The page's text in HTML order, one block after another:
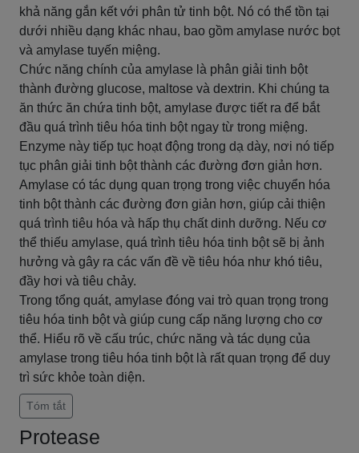
khả năng gắn kết với phân tử tinh bột. Nó có thể tồn tại
dưới nhiều dạng khác nhau, bao gồm amylase nước bọt
và amylase tuyến miệng.
Chức năng chính của amylase là phân giải tinh bột
thành đường glucose, maltose và dextrin. Khi chúng ta
ăn thức ăn chứa tinh bột, amylase được tiết ra để bắt
đầu quá trình tiêu hóa tinh bột ngay từ trong miệng.
Enzyme này tiếp tục hoạt động trong dạ dày, nơi nó tiếp
tục phân giải tinh bột thành các đường đơn giản hơn.
Amylase có tác dụng quan trọng trong việc chuyển hóa
tinh bột thành các đường đơn giản hơn, giúp cải thiện
quá trình tiêu hóa và hấp thụ chất dinh dưỡng. Nếu cơ
thể thiếu amylase, quá trình tiêu hóa tinh bột sẽ bị ảnh
hưởng và gây ra các vấn đề về tiêu hóa như khó tiêu,
đầy hơi và tiêu chảy.
Trong tổng quát, amylase đóng vai trò quan trọng trong
tiêu hóa tinh bột và giúp cung cấp năng lượng cho cơ
thể. Hiểu rõ về cấu trúc, chức năng và tác dụng của
amylase trong tiêu hóa tinh bột là rất quan trọng để duy
trì sức khỏe toàn diện.
Tóm tắt
Protease